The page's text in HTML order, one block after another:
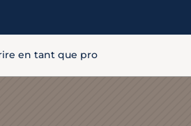
en tant que pro